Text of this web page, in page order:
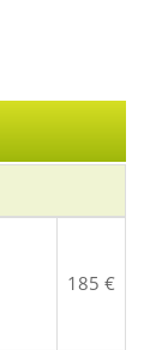
185 €